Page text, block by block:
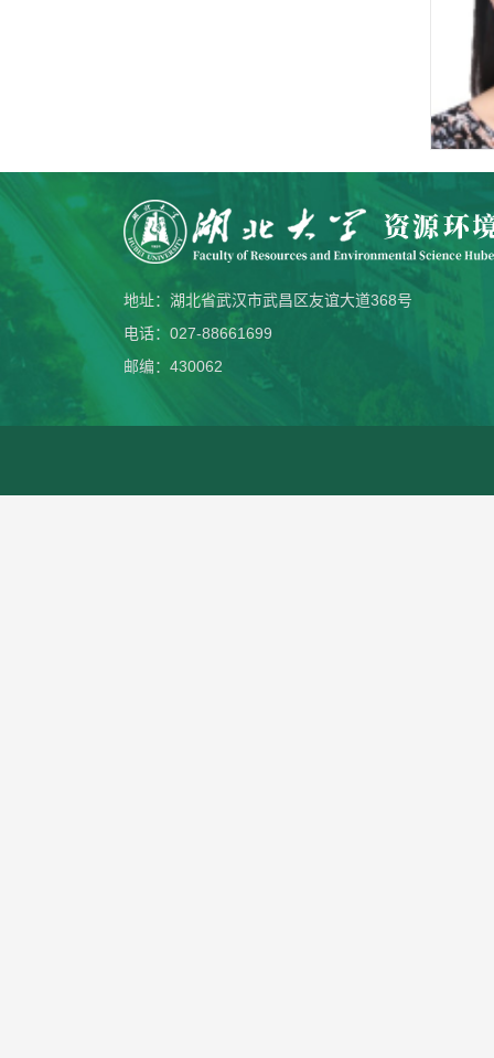
地址：湖北省武汉市武昌区友谊大道368号
电话：027-88661699
邮编：430062